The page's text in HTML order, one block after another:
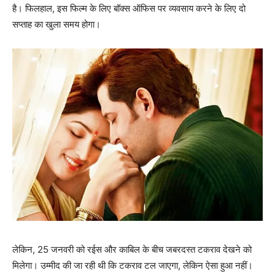
है। फिलहाल, इस फिल्‍म के लिए बॉक्‍स ऑफिस पर व्‍यवसाय करने के लिए दो
सप्‍ताह का खुला समय होगा।
लेकिन, 25 जनवरी को रईस और काबिल के बीच जबरदस्‍त टकराव देखने को
मिलेगा। उम्‍मीद की जा रही थी कि टकराव टल जाएगा, लेकिन ऐसा हुआ नहीं।